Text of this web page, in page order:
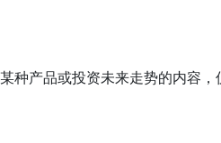
种产品或投资未来走势的内容，